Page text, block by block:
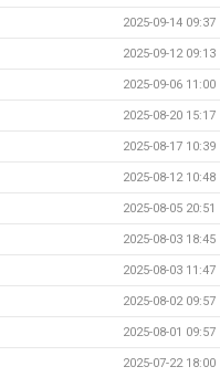
2025-09-14 09:37
2025-09-12 09:13
2025-09-06 11:00
2025-08-20 15:17
2025-08-17 10:39
2025-08-12 10:48
2025-08-05 20:51
2025-08-03 18:45
2025-08-03 11:47
2025-08-02 09:57
2025-08-01 09:57
2025-07-22 18:00